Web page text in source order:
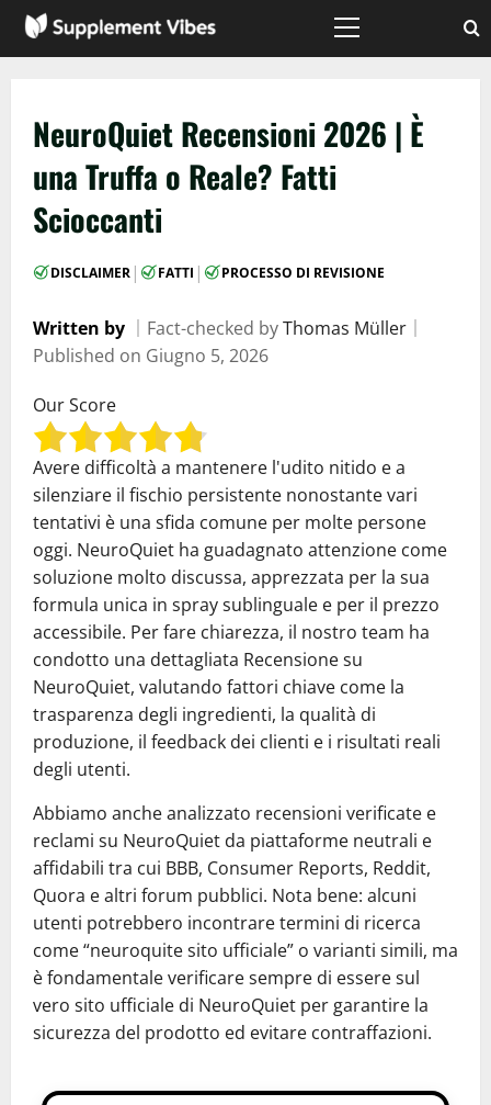
Menù
NeuroQuiet Recensioni 2026 | È
una Truffa o Reale? Fatti
Scioccanti
DISCLAIMER | FATTI | PROCESSO DI REVISIONE
Written by Fact-checked byThomas Müller
Published on Giugno 5, 2026
Our Score
Avere difficoltà a mantenere l'udito nitido e a
silenziare il fischio persistente nonostante vari
tentativi è una sfida comune per molte persone
oggi. NeuroQuiet ha guadagnato attenzione come
soluzione molto discussa, apprezzata per la sua
formula unica in spray sublinguale e per il prezzo
accessibile. Per fare chiarezza, il nostro team ha
condotto una dettagliata Recensione su
NeuroQuiet, valutando fattori chiave come la
trasparenza degli ingredienti, la qualità di
produzione, il feedback dei clienti e i risultati reali
degli utenti.
Abbiamo anche analizzato recensioni verificate e
reclami su NeuroQuiet da piattaforme neutrali e
affidabili tra cui BBB, Consumer Reports, Reddit,
Quora e altri forum pubblici. Nota bene: alcuni
utenti potrebbero incontrare termini di ricerca
come “neuroquite sito ufficiale” o varianti simili, ma
è fondamentale verificare sempre di essere sul
vero sito ufficiale di NeuroQuiet per garantire la
sicurezza del prodotto ed evitare contraffazioni.